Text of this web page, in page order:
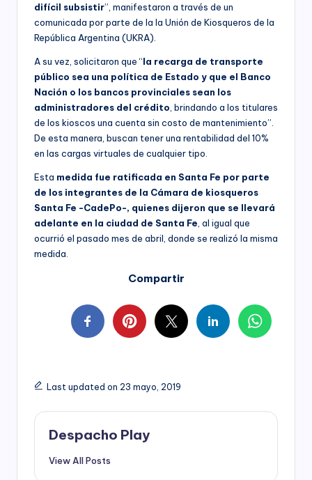
difícil subsistir”, manifestaron a través de un
comunicada por parte de la la Unión de Kiosqueros de la
República Argentina (UKRA).
A su vez, solicitaron que “la recarga de transporte
público sea una política de Estado y que el Banco
Nación o los bancos provinciales sean los
administradores del crédito , brindando a los titulares
de los kioscos una cuenta sin costo de mantenimiento”.
De esta manera, buscan tener una rentabilidad del 10%
en las cargas virtuales de cualquier tipo.
Esta medida fue ratificada en Santa Fe por parte
de los integrantes de la Cámara de kiosqueros
Santa Fe -CadePo-, quienes dijeron que se llevará
adelante en la ciudad de Santa Fe , al igual que
ocurrió el pasado mes de abril, donde se realizó la misma
medida.
Compartir
Last updated on 23 mayo, 2019
Despacho Play
View All Posts